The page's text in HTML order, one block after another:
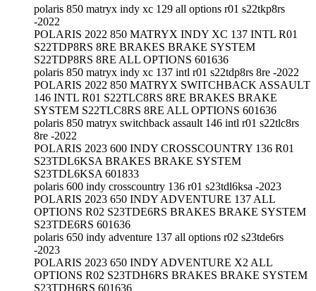
polaris 850 matryx indy xc 129 all options r01 s22tkp8rs
-2022
POLARIS 2022 850 MATRYX INDY XC 137 INTL R01
S22TDP8RS 8RE BRAKES BRAKE SYSTEM
S22TDP8RS 8RE ALL OPTIONS 601636
polaris 850 matryx indy xc 137 intl r01 s22tdp8rs 8re -2022
POLARIS 2022 850 MATRYX SWITCHBACK ASSAULT
146 INTL R01 S22TLC8RS 8RE BRAKES BRAKE
SYSTEM S22TLC8RS 8RE ALL OPTIONS 601636
polaris 850 matryx switchback assault 146 intl r01 s22tlc8rs
8re -2022
POLARIS 2023 600 INDY CROSSCOUNTRY 136 R01
S23TDL6KSA BRAKES BRAKE SYSTEM
S23TDL6KSA 601833
polaris 600 indy crosscountry 136 r01 s23tdl6ksa -2023
POLARIS 2023 650 INDY ADVENTURE 137 ALL
OPTIONS R02 S23TDE6RS BRAKES BRAKE SYSTEM
S23TDE6RS 601636
polaris 650 indy adventure 137 all options r02 s23tde6rs
-2023
POLARIS 2023 650 INDY ADVENTURE X2 ALL
OPTIONS R02 S23TDH6RS BRAKES BRAKE SYSTEM
S23TDH6RS 601636